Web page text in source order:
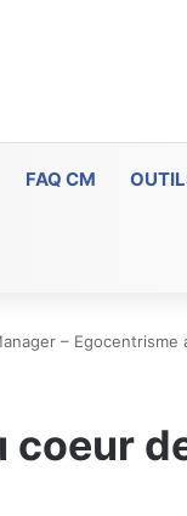
FAQ CM
– Egocentrisme